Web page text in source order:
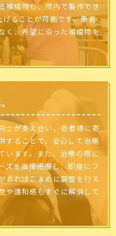
補綴物も、院内で製作でき
ることが可能です。患者
く、希望に沿った補綴物を
士が支え合い、患者様に寄
することで、安心して治療
います。また、治療の際に
ズを直接把握し、即座にフ
あればこまめに調整を行え
や違和感もすぐに解消して